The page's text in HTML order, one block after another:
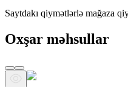
Saytdakı qiymətlərlə mağaza
Oxşar məhsullar